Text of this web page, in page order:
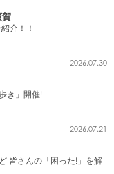
介！！
2026.07.30
き」開催!
2026.07.21
皆さんの「困った!」を解